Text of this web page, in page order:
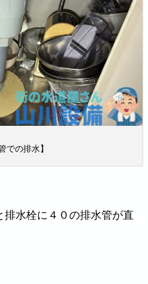
での排水】
排水栓に４０の排水管が直